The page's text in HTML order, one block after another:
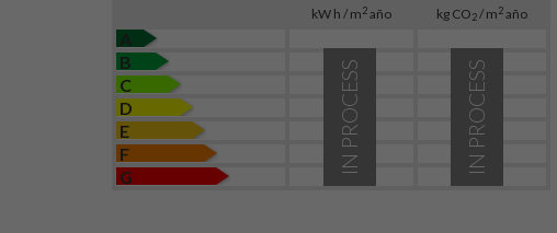
kW h / m2año
kg CO2/ m2año
A
B
C
D
E
F
G
IN PROCESS
IN PROCESS